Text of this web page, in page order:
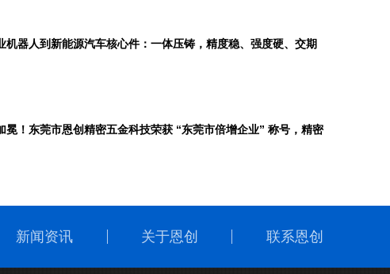
机器人到新能源汽车核心件：一体压铸，精度稳、强度硬、交期
冕！东莞市恩创精密五金科技荣获 “东莞市倍增企业” 称号，精密
新闻资讯 关于恩创 联系恩创